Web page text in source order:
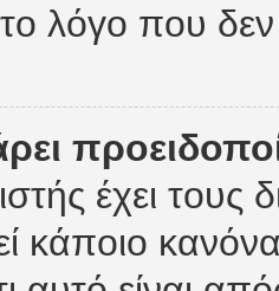
το λόγο που
έχει
κάποιο